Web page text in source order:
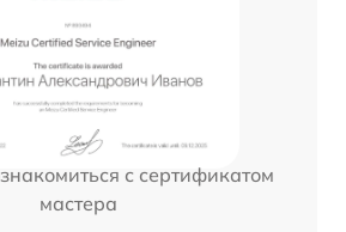
с сертификатом
мастера